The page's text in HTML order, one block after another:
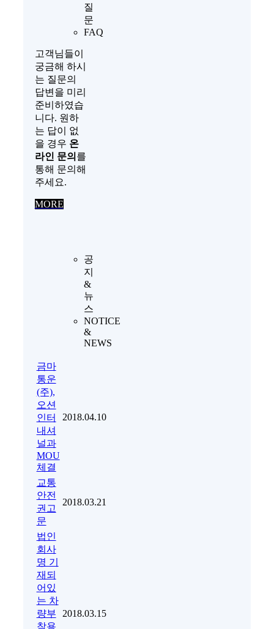
질
문
FAQ
고객님들이
궁금해 하시
는 질문의
답변을 미리
준비하였습
니다. 원하
는 답이 없
을 경우 온
라인 문의 를
통해 문의해
주세요.
MORE
공
지
&
뉴
스
NOTICE
&
NEWS
금마
통운
(주),
오션
인터
내셔
널과
MOU
체결
2018.04.10
교통
안전
권고
문
2018.03.21
법인
회사
명 기
재되
어있
는 차
량부
착용
2018.03.15